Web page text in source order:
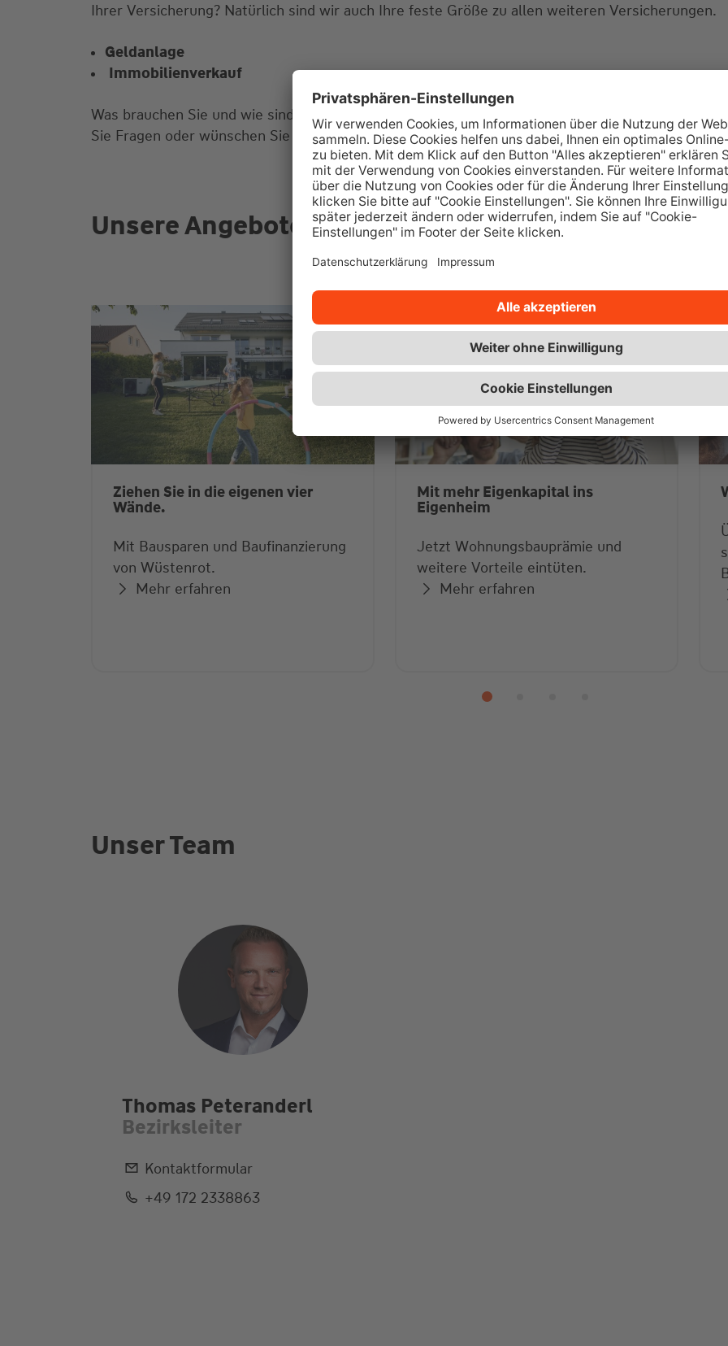
Ihrer Versicherung? Natürlich sind wir auch Ihre feste Größe zu allen weiteren Versicherungen.
Geldanlage
Immobilienverkauf
Was brauchen Sie und wie sind Ihre Vorstellungen? Lassen Sie uns doch gemeinsam über die
Sie Fragen oder wünschen Sie einen Beratungstermin? Dann rufen Sie gerne bei uns an oder
Unsere Angebote für Sie
Ziehen Sie in die eigenen vier
Wände.
Mit Bausparen und Baufinanzierung
von Wüstenrot.
Mehr erfahren
Mit mehr Eigenkapital ins
Eigenheim
Jetzt Wohnungsbauprämie und
weitere Vorteile eintüten.
Mehr erfahren
Unser Team
Thomas Peteranderl
Bezirksleiter
Kontaktformular
+49 172 2338863